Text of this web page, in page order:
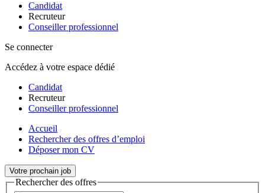
Candidat
Recruteur
Conseiller professionnel
Se connecter
Accédez à votre espace dédié
Candidat
Recruteur
Conseiller professionnel
Accueil
Rechercher des offres d’emploi
Déposer mon CV
Votre prochain job
Rechercher des offres